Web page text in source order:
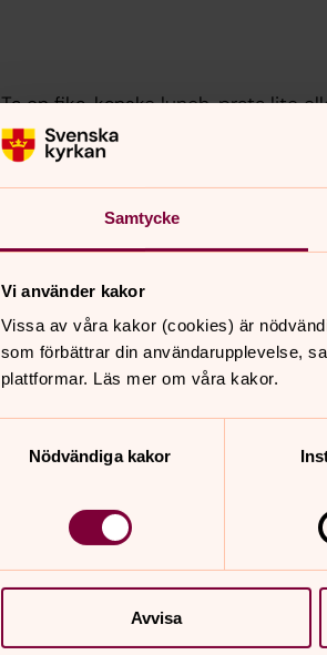
Samtycke
Vi använder kakor
Vissa av våra kakor (cookies) är
som förbättrar din användarupplevelse,
plattformar. Läs mer om våra kakor.
Nödvändiga kakor
Avvisa
en fika, kanske lunch, prata lite
två stiftelser med anknuten
går att söka pengar ur båda